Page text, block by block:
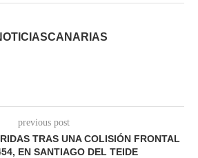
previous post
TRAS UNA COLISIÓN FRONTAL
EN SANTIAGO DEL TEIDE